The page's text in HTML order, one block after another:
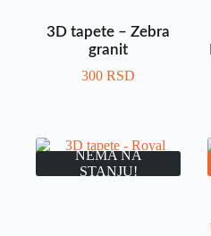
3D tapete – Zebra
granit
300RSD
NEMA NA
STANJU!